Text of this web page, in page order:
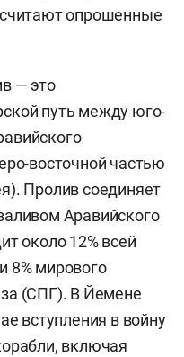
считают опрошенные
— это
путь между юго-
восточной частью
Пролив соединяет
Аравийского
около 12% всей
8% мирового
(СПГ). В Йемене
вступления в войну
включая